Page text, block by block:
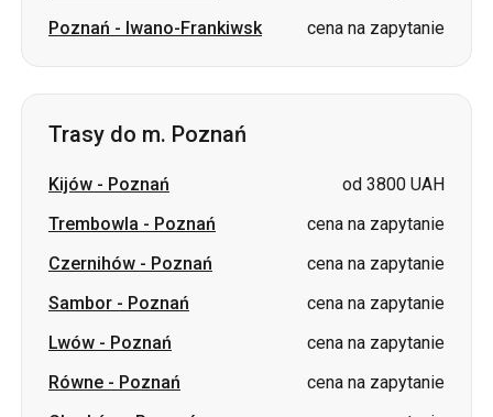
Poznań - Iwano-Frankiwsk cena na zapytanie
Trasy do m. Poznań
Kijów - Poznań
od 3800 UAH
Trembowla - Poznań
cena na zapytanie
Czernihów - Poznań
cena na zapytanie
Sambor - Poznań
cena na zapytanie
Lwów - Poznań
cena na zapytanie
Równe - Poznań
cena na zapytanie